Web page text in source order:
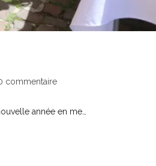
commentaire
année en me…